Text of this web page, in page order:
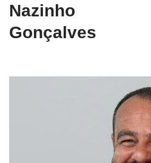
Nazinho
Gonçalves